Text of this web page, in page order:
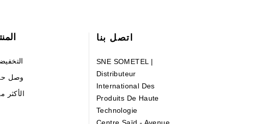
اتصل بنا
SNE SOMETEL |
Distributeur
International Des
Produits De Haute
Technologie
وصل
الأكثر